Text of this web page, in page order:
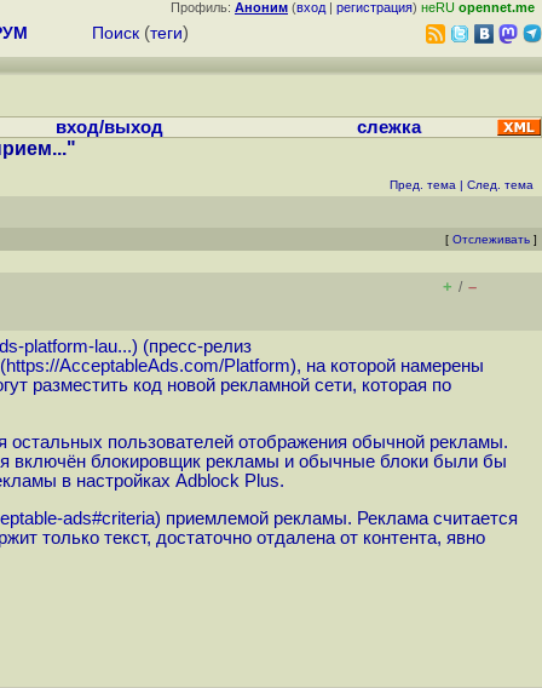
Профиль: Аноним (вход | регистрация) неRU opennet.me
Поиск (теги)
вход/выход слежка
Пред. тема | След. тема
[ Отслеживать ]
+ / –
platform-lau...) (пресс-релиз
https://AcceptableAds.com/Platform), на которой намерены
разместить код новой рекламной сети, которая по
пользователей отображения обычной рекламы.
включён блокировщик рекламы и обычные блоки были бы
в настройках Adblock Plus.
ads#criteria) приемлемой рекламы. Реклама считается
только текст, достаточно отдалена от контента, явно